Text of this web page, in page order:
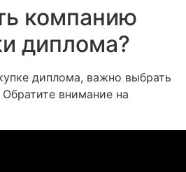
компанию
диплома?
диплома, важно выбрать
внимание на